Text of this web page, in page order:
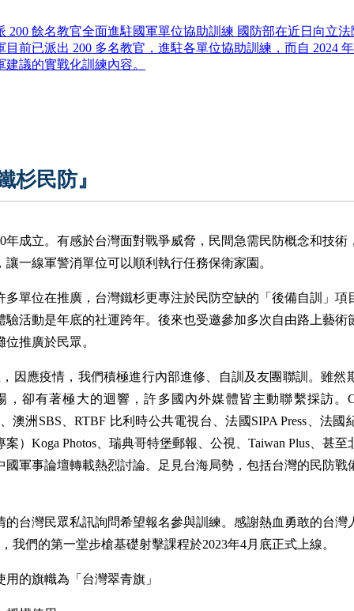
200 餘名教官全面進駐國軍單位協助訓練 國防部在近日向立
目前已派出 200 多名教官，進駐各單位協助訓練，而自 2024
議的實戰化訓練內容。
杉民防』
年成立。有感於台灣面對戰爭威脅，民間急需民防概念和技術
一線軍警消單位可以順利執行任務保衛家園。
多單位在推廣，台灣鐵杉更專注於民防空缺的「後備自訓」項
驗活動是年底的社運跨年。後來也受邀參加多次自由路上藝術
推廣於民眾。
因應疫情，我們積極進行內部進修、自訓及友團聯訓。雖然
，卻有著極大的迴響，許多國內外媒體皆主動聯繫採訪。
澳洲SBS、RTBF 比利時公共電視台、法國SIPA Press、法國
）Koga Photos、瑞典哥特堡郵報、公視、Taiwan Plus、甚
國軍事論壇轉載熱烈討論。足見台海局勢，包括台灣的民防戰
的台灣民眾私訊詢問希望報名參與訓練。感謝熱血勇敢的台灣
我們的第一堂步槍基礎射擊課程於2023年4月底正式上線。
的旗幟為「台灣翠青旗」